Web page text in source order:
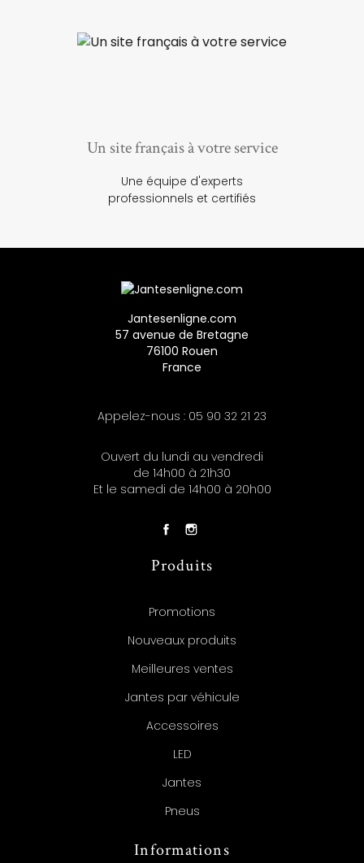
Un site français à votre service
Une équipe d'experts
professionnels et certifiés
Jantesenligne.com
57 avenue de Bretagne
76100 Rouen
France
Appelez-nous : 05 90 32 21 23
Ouvert du lundi au vendredi
de 14h00 à 21h30
Et le samedi de 14h00 à 20h00
Produits
Promotions
Nouveaux produits
Meilleures ventes
Jantes par véhicule
Accessoires
LED
Jantes
Pneus
Informations